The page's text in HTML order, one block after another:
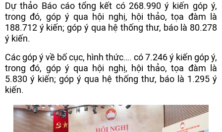
Dự thảo Báo cáo tổng kết có 268.990 ý kiến góp ý,
trong đó, góp ý qua hội nghị, hội thảo, tọa đàm là
188.712 ý kiến; góp ý qua hệ thống thư, báo là 80.278
ý kiến.
Các góp ý về bố cục, hình thức…. có 7.246 ý kiến góp ý,
trong đó, góp ý qua hội nghị, hội thảo, tọa đàm là
5.830 ý kiến; góp ý qua hệ thống thư, báo là 1.295 ý
kiến.